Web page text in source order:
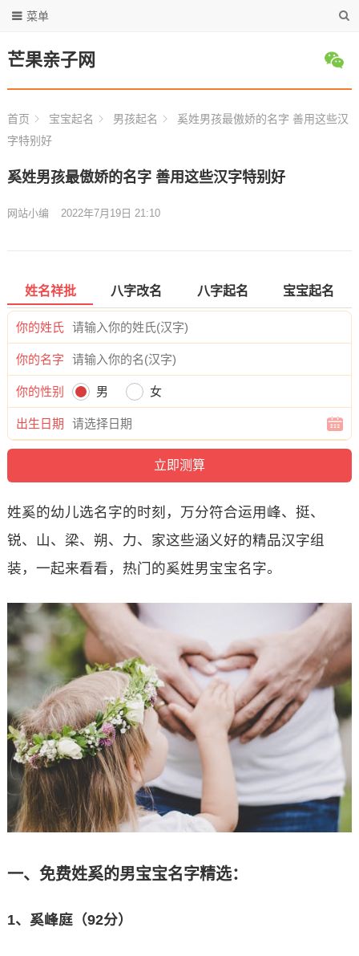
芒果亲子网
菜单
首页 宝宝起名 男孩起名
奚姓男孩最傲娇的名字 善用这些汉
字特别好
奚姓男孩最傲娇的名字 善用这些汉字特别好
网站小编 2022年7月19日 21:10
姓名祥批 八字改名 八字起名 宝宝起名
你的姓氏
你的名字
你的性别 男 女
出生日期
姓奚的幼儿选名字的时刻，万分符合运用峰、挺、
锐、山、梁、朔、力、家这些涵义好的精品汉字组
装，一起来看看，热门的奚姓男宝宝名字。
一、免费姓奚的男宝宝名字精选：
1、奚峰庭（92分）